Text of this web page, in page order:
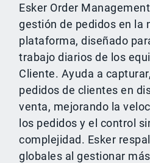
Esker Order
gestión de pedidos en la
plataforma, diseñado
trabajo diarios de los
Cliente. Ayuda a
pedidos de clientes en
venta, mejorando la
los pedidos y el control
complejidad. Esker
globales al gestionar